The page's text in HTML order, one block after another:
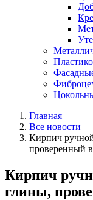
Главная
Все новости
Кирпич
проверенный
Кирпич
глины,